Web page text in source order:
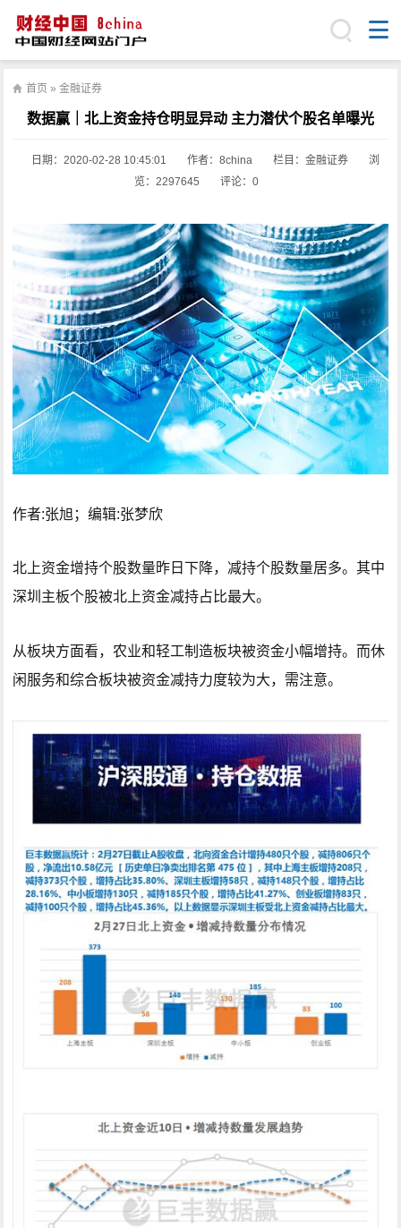
首页 » 金融证券
数据赢｜北上资金持仓明显异动 主力潜伏个股名单曝光
日期： 2020-02-28 10:45:01 作者：8china 栏目： 金融证券
浏
览：2297645
评论：0
作者:张旭；编辑:张梦欣
北上资金增持个股数量昨日下降，减持个股数量居多。其中
深圳主板个股被北上资金减持占比最大。
从板块方面看，农业和轻工制造板块被资金小幅增持。而休
闲服务和综合板块被资金减持力度较为大，需注意。